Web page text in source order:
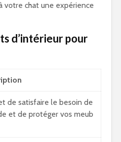
votre chat une expérience
d’intérieur pour
de satisfaire le besoin de
et de protéger vos meub